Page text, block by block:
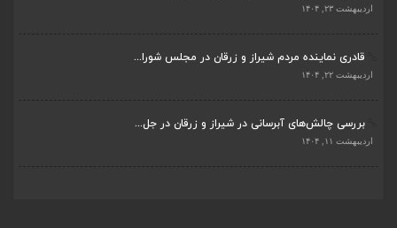
اردیبهشت ۲۳, ۱۴۰۴
قادری نماینده مردم شیراز و زرقان در مجلس شورا...
اردیبهشت ۲۲, ۱۴۰۴
بررسی چالش‌های آبرسانی در شیراز و زرقان در جل...
اردیبهشت ۱۱, ۱۴۰۴